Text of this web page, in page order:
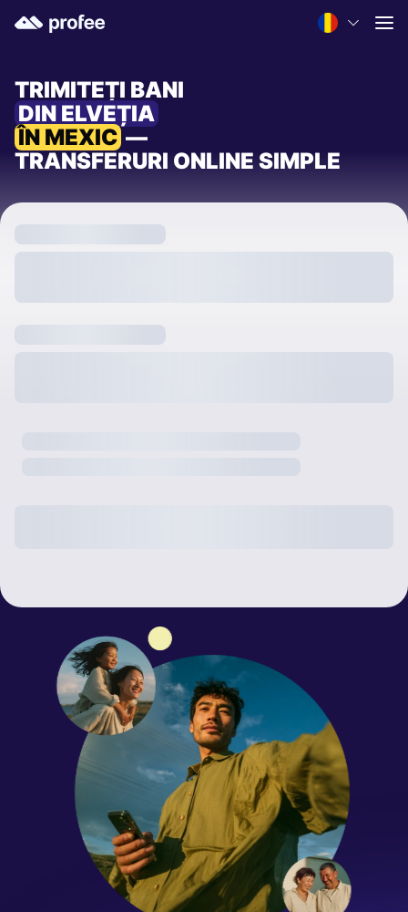
TRIMITEȚI BANI
DIN ELVEȚIA
ÎN MEXIC —
TRANSFERURI ONLINE SIMPLE